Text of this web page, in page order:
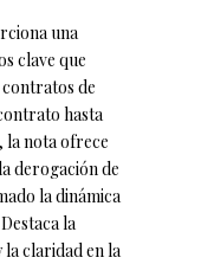
una
clave que
de
hasta
la nota ofrece
derogación de
la dinámica
la
claridad en la